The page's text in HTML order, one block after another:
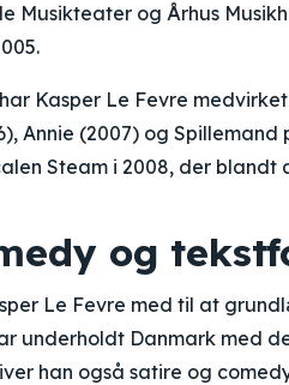
Musikteater og Århus
Kasper Le Fevre
Annie (2007) og
Steam i 2008, der
og
Le Fevre med til at
underholdt Danmark med
han også satire og